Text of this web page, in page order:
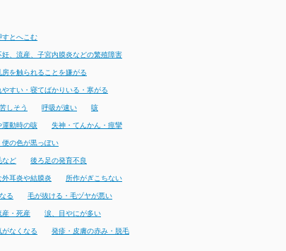
とへこむ
妊、流産、子宮内膜炎などの繁殖障害
を触られることを嫌がる
すい・寝てばかりいる・寒がる
しそう 呼吸が速い 咳
運動時の咳 失神・てんかん・痙攣
便の色が黒っぽい
など 後ろ足の発育不良
外耳炎や結膜炎 所作がぎこちない
る 毛が抜ける・毛ヅヤが悪い
産・死産 涙、目やにが多い
がなくなる 発疹・皮膚の赤み・脱毛